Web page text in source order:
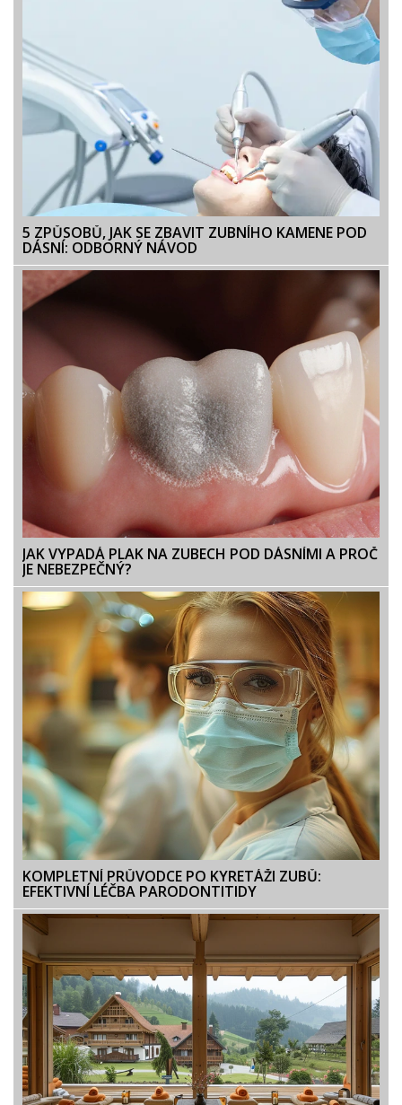
5 ZPŮSOBŮ, JAK SE ZBAVIT ZUBNÍHO KAMENE POD
DÁSNÍ: ODBORNÝ NÁVOD
JAK VYPADÁ PLAK NA ZUBECH POD DÁSNÍMI A PROČ
JE NEBEZPEČNÝ?
KOMPLETNÍ PRŮVODCE PO KYRETÁŽI ZUBŮ:
EFEKTIVNÍ LÉČBA PARODONTITIDY